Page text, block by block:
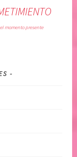
momento presente